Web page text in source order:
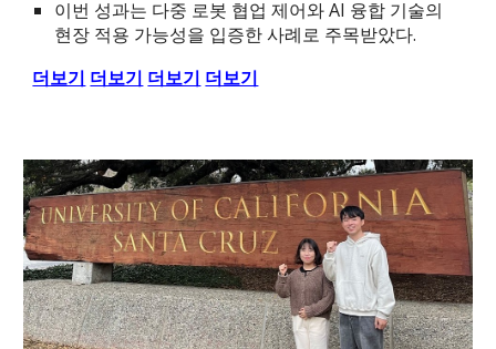
이번 성과는 다중 로봇 협업 제어와 AI 융합 기술의
현장 적용 가능성을 입증한 사례로 주목받았다.
더보기 더보기 더보기 더보기